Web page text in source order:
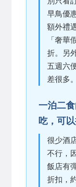
早鳥優
額外禮
「奢華
折。另
五週六
差很多。
一泊二
吃，可
很少酒
不行，
飯店有
折扣，